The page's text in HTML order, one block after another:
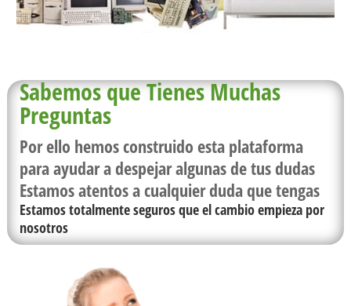
Sabemos que Tienes Muchas
Preguntas
Por ello hemos construido esta plataforma
para ayudar a despejar algunas de tus dudas
Estamos atentos a cualquier duda que tengas
Estamos totalmente seguros que el cambio empieza por
nosotros